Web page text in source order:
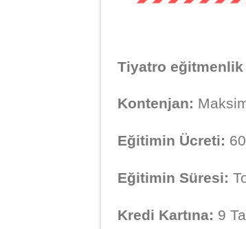
Tiyatro
Kontenjan:
Eğitimin Ücreti:
Eğitimin Süresi:
Kredi Kartına: 9